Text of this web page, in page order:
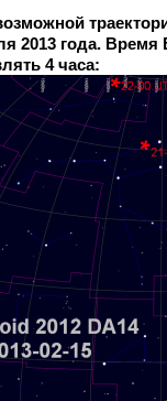
2013 года.
4 часа: